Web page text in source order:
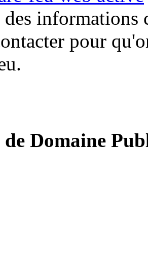
informations
pour
Domaine